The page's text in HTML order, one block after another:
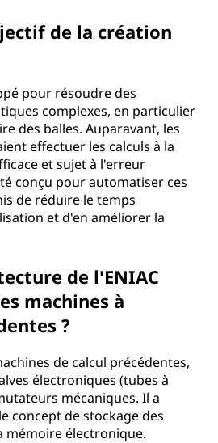
de la création
pour résoudre des
complexes, en particulier
des balles. Auparavant, les
effectuer les calculs à la
et sujet à l'erreur
conçu pour automatiser ces
de réduire le temps
et d'en améliorer la
de l'ENIAC
machines à
?
de calcul précédentes,
électroniques (tubes à
mécaniques. Il a
concept de stockage des
mémoire électronique.